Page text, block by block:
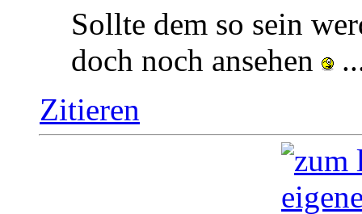
Sollte dem so sein
doch noch ansehen
Zitieren